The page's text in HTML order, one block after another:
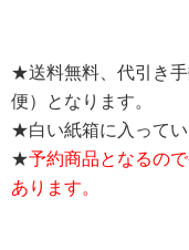
★送料無料、代引き
便）となります。
★白い紙箱に入ってい
★予約商品となるの
あります。